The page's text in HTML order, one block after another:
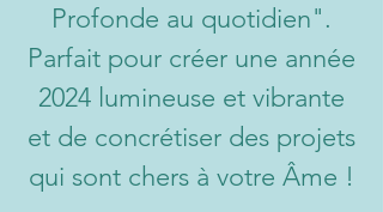
Profonde au quotidien".
Parfait pour créer une année
2024 lumineuse et vibrante
et de concrétiser des projets